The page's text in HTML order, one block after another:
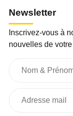
Newsletter
Inscrivez-vous à
nouvelles de